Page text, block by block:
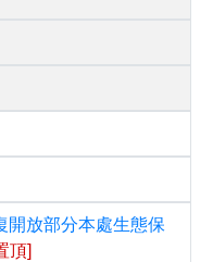
開放部分本處生態保
頂]